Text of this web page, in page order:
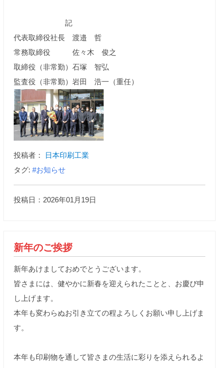
記
代表取締役社長 渡邉 哲
常務取締役 佐々木 俊之
取締役（非常勤）石塚 智弘
監査役（非常勤）岩田 浩一（重任）
投稿者：
日本印刷工業
タグ: #お知らせ
投稿日：2026年01月19日
新年のご挨拶
新年あけましておめでとうございます。
皆さまには、健やかに新春を迎えられたことと、お慶び申
し上げます。
本年も変わらぬお引き立ての程よろしくお願い申し上げま
す。
本年も印刷物を通して皆さまの生活に彩りを添えられるよ